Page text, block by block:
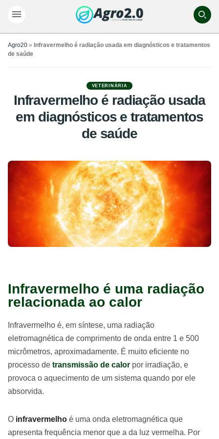
Agro20 » Infravermelho é radiação usada em diagnósticos e tratamentos
de saúde
VETERINÁRIA
Infravermelho é radiação usada
em diagnósticos e tratamentos
de saúde
Infravermelho é uma radiação
relacionada ao calor
Infravermelho é, em síntese, uma radiação
eletromagnética de comprimento de onda entre 1 e 500
micrômetros, aproximadamente. É muito eficiente no
processo de transmissão de calor por irradiação, e
provoca o aquecimento de um sistema quando por ele
absorvida.
O infravermelho é uma onda eletromagnética que
apresenta frequência menor que a da luz vermelha. Por